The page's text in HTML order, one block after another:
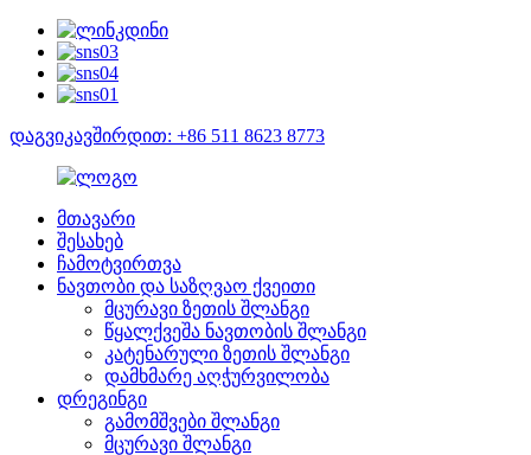
დაგვიკავშირდით: +86 511 8623 8773
მთავარი
შესახებ
ჩამოტვირთვა
ნავთობი და საზღვაო ქვეითი
მცურავი ზეთის შლანგი
წყალქვეშა ნავთობის შლანგი
კატენარული ზეთის შლანგი
დამხმარე აღჭურვილობა
დრეგინგი
გამომშვები შლანგი
მცურავი შლანგი